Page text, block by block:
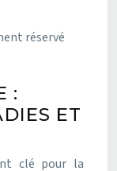
réservé
:
ET
clé pour la